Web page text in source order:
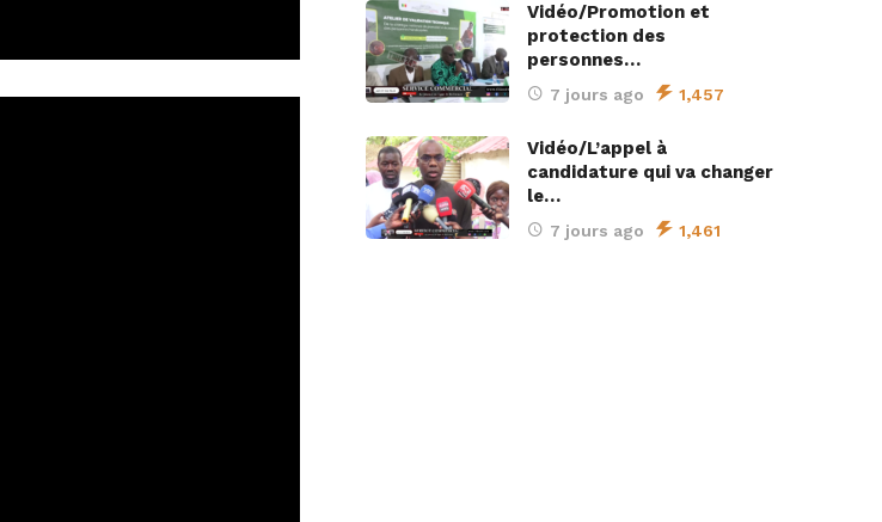
Vidéo/Promotion et
protection des
personnes…
7 jours ago 1,457
Vidéo/L’appel à
candidature qui va changer
le…
7 jours ago 1,461